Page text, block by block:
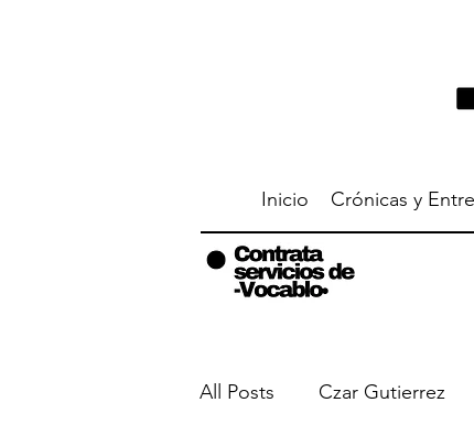
Inicio Crónicas y
All Posts Czar Gutierrez